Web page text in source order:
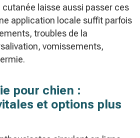
laisse aussi passer ces
application locale suffit parfois
troubles de la
vomissements,
pour chien :
et options plus